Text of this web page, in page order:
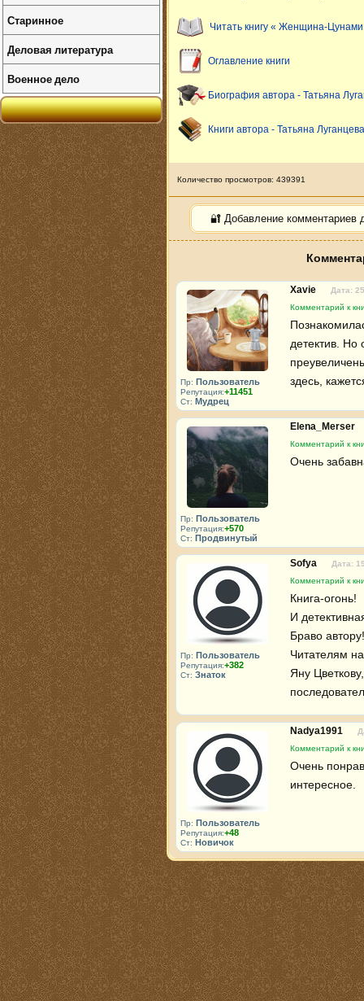
Читать книгу « Женщина-
Оглавление книги
Биография автора - Татьяна
Книги автора - Татьяна Луганцева
Количество просмотров: 439391
🔐 Добавление комментариев
Пр: Пользователь
Репутация:+11451
Ст: Мудрец
Xavie
Дата:
Комментарий к
детектив. Но
здесь,
Пр: Пользователь
Репутация:+570
Ст: Продвинутый
Elena_Merser
Комментарий к
Очень
Пр: Пользователь
Репутация:+382
Ст: Знаток
Sofya
Дата:
Комментарий к
Книга-огонь!
И
Браво автору!
Читателям
Яну
Пр: Пользователь
Репутация:+48
Ст: Новичок
Nadya1991
Комментарий к
Очень
интересное.
Старинное
Деловая литература
Военное дело